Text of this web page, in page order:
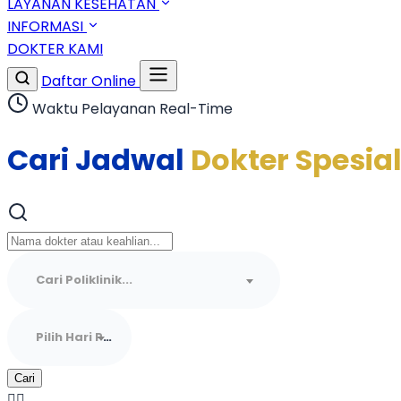
INFORMASI
DOKTER KAMI
Daftar Online
Waktu Pelayanan Real-Time
Cari Jadwal Dokter
Cari Poliklinik...
Pilih Hari Praktek...
Cari